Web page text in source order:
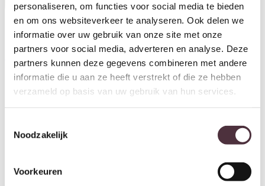
personaliseren, om functies voor social media te bieden
en om ons websiteverkeer te analyseren. Ook delen we
informatie over uw gebruik van onze site met onze
partners voor social media, adverteren en analyse. Deze
partners kunnen deze gegevens combineren met andere
informatie die u aan ze heeft verstrekt of die ze hebben
verzameld op basis van uw gebruik van hun services.
Noodzakelijk
Voorkeuren
Eleonora bureau Mari
129x60x77 cm travertin
899,00
Eleonora salontafel Mari
83x72x34 cm travertin